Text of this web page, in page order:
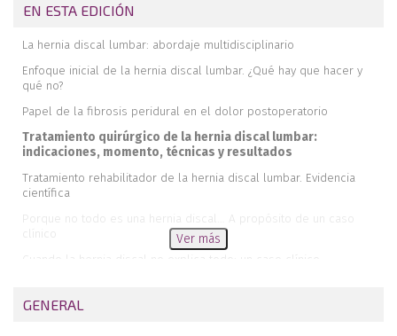
EN ESTA EDICIÓN
La hernia discal lumbar: abordaje multidisciplinario
Enfoque inicial de la hernia discal lumbar. ¿Qué hay que hacer y
qué no?
Papel de la fibrosis peridural en el dolor postoperatorio
Tratamiento quirúrgico de la hernia discal lumbar:
indicaciones, momento, técnicas y resultados
Tratamiento rehabilitador de la hernia discal lumbar. Evidencia
científica
Porque no todo es una hernia discal… A propósito de un caso
Cuando la hernia discal no explica todo: un caso clínico
Ver más
GENERAL